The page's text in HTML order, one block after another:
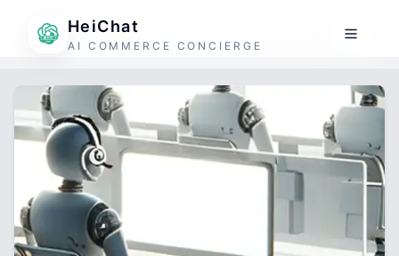
HeiChat
AI COMMERCE CONCIERGE